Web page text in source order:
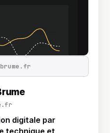
digitale par
technique et